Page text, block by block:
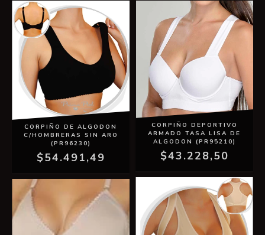
CORPIÑO DE ALGODON
C/HOMBRERAS SIN ARO
(PR96230)
$54.491,49
CORPIÑO DEPORTIVO
ARMADO TASA LISA DE
ALGODON (PR95210)
$43.228,50